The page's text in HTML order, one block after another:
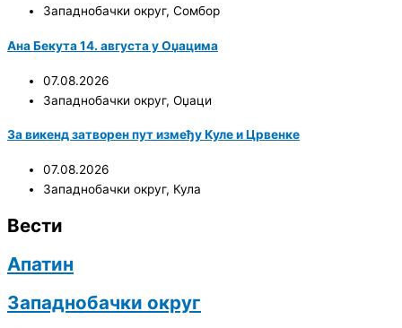
Западнобачки округ, Сомбор
Ана Бекута 14. августа у Оџацима
07.08.2026
Западнобачки округ, Оџаци
За викенд затворен пут између Куле и Црвенке
07.08.2026
Западнобачки округ, Кула
Вести
Апатин
Западнобачки округ